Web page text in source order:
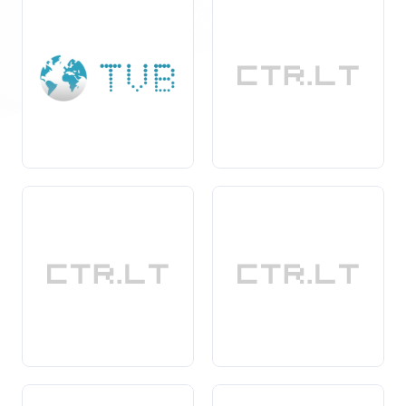
Teisinė galiojimo galia:Notarinis
vertimų tvirtinimas
suteikia dokumentams oficialų statusą ir pripažinimą,
dokumentųnaudojimą
tarptautiniu mastu.
Vertimo atlikimas: Pirmiausia turi būti atliktas tikslus
vertimas.